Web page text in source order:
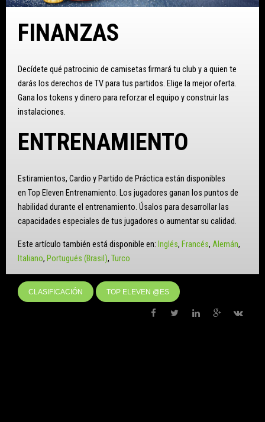
FINANZAS
Decídete qué patrocinio de camisetas firmará tu club y a quien te
darás los derechos de TV para tus partidos. Elige la mejor oferta.
Gana los tokens y dinero para reforzar el equipo y construir las
instalaciones.
ENTRENAMIENTO
Estiramientos, Cardio y Partido de Práctica están disponibles
en Top Eleven Entrenamiento. Los jugadores ganan los puntos de
habilidad durante el entrenamiento. Úsalos para desarrollar las
capacidades especiales de tus jugadores o aumentar su calidad.
Este artículo también está disponible en: Inglés Francés Alemán
Italiano Portugués (Brasil) Turco
CLASIFICACIÓN TOP ELEVEN @ES